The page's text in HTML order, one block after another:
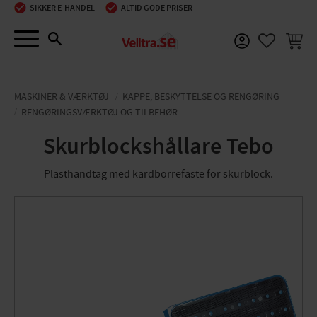
Menu
SIKKER E-HANDEL ALTID GODE PRISER
MASKINER & VÆRKTØJ
KAPPE, BESKYTTELSE OG RENGØRING
RENGØRINGSVÆRKTØJ OG TILBEHØR
Skurblockshållare Tebo
Plasthandtag med kardborrefäste för skurblock.